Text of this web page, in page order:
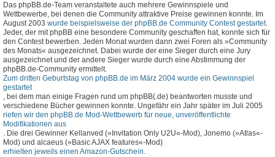
Das phpBB.de-Team veranstaltete auch mehrere Gewinnspiele und
Wettbewerbe, bei denen die Community attraktive Preise gewinnen konnte. Im
August 2003 wurde beispielsweise der phpBB.de Community Contest gestartet.
Jeder, der mit phpBB eine besondere Community geschaffen hat, konnte sich für
den Contest bewerben. Jeden Monat wurden dann zwei Foren als »Community
des Monats« ausgezeichnet. Dabei wurde der eine Sieger durch eine Jury
ausgezeichnet und der andere Sieger wurde durch eine Abstimmung der
phpBB.de-Community ermittelt.
Zum dritten Geburtstag von phpBB.de im März 2004 wurde ein Gewinnspiel
gestartet
, bei dem man einige Fragen rund um phpBB(.de) beantworten musste und
verschiedene Bücher gewinnen konnte. Ungefähr ein Jahr später im Juli 2005
riefen wir den phpBB.de Mod-Wettbewerb für neue, unveröffentlichte
Modifikationen aus
. Die drei Gewinner Kellanved (»Invitation Only U2U«-Mod), Jonemo (»Atlas«-
Mod) und alcaeus (»Basic AJAX features«-Mod)
erhielten jeweils einen Amazon-Gutschein.